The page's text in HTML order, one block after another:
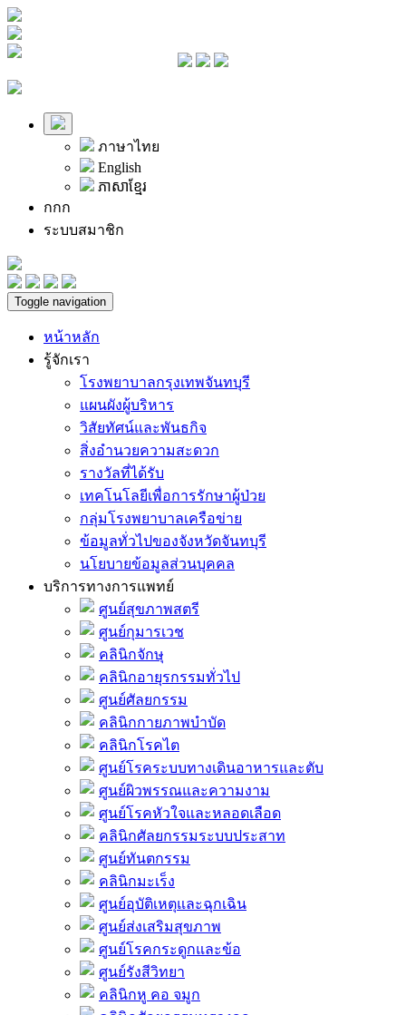
ภาษาไทย
English
ភាសាខ្មែរ
กกก
ระบบสมาชิก
Toggle navigation
หน้าหลัก
รู้จักเรา
โรงพยาบาลกรุงเทพจันทบุรี
แผนผังผู้บริหาร
วิสัยทัศน์และพันธกิจ
สิ่งอำนวยความสะดวก
รางวัลที่ได้รับ
เทคโนโลยีเพื่อการรักษาผู้ป่วย
กลุ่มโรงพยาบาลเครือข่าย
ข้อมูลทั่วไปของจังหวัดจันทบุรี
นโยบายข้อมูลส่วนบุคคล
บริการทางการแพทย์
ศูนย์สุขภาพสตรี
ศูนย์กุมารเวช
คลินิกจักษุ
คลินิกอายุรกรรมทั่วไป
ศูนย์ศัลยกรรม
คลินิกกายภาพบำบัด
คลินิกโรคไต
ศูนย์โรคระบบทางเดินอาหารและตับ
ศูนย์ผิวพรรณและความงาม
ศูนย์โรคหัวใจและหลอดเลือด
คลินิกศัลยกรรมระบบประสาท
ศูนย์ทันตกรรม
คลินิกมะเร็ง
ศูนย์อุบัติเหตุและฉุกเฉิน
ศูนย์ส่งเสริมสุขภาพ
ศูนย์โรคกระดูกและข้อ
ศูนย์รังสีวิทยา
คลินิกหู คอ จมูก